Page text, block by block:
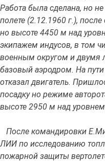
Работа была сделана, но
полете (2.12.1960 г.),
но высоте 4450 м над
экипажем индусов, в том
военным округом и двумя
базовый аэродром. На
отказал двигатель.
посадку но режиме
высоте 2950 м над
После командировки
ЛИИ по исследованию
пожарной защиты